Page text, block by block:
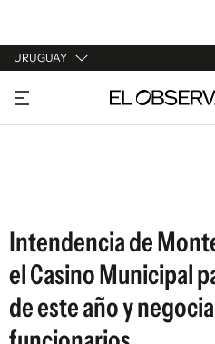
URUGUAY
URUGUAY
ARGENTINA
Intendencia de
el Casino Municipal
de este año y